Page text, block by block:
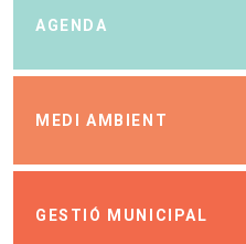
AGENDA
MEDI AMBIENT
GESTIÓ MUNICIPAL